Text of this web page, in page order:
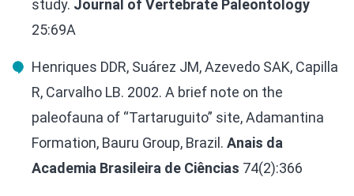
study. Journal of Vertebrate Paleontology
25:69A
Henriques DDR, Suárez JM, Azevedo SAK, Capilla
R, Carvalho LB. 2002. A brief note on the
paleofauna of “Tartaruguito” site, Adamantina
Formation, Bauru Group, Brazil. Anais da
Academia Brasileira de Ciências 74(2):366